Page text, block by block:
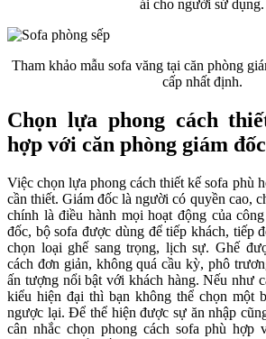
ái cho người sử dụng.
Tham khảo mẫu sofa văng tại căn phòng
cấp nhất định.
Chọn lựa phong cách
hợp với căn phòng giám
Việc chọn lựa phong cách thiết kế sofa phù
cần thiết. Giám đốc là người có quyền cao,
chính là điều hành mọi hoạt động của
đốc, bộ sofa được dùng để tiếp khách, tiếp
chọn loại ghế sang trọng, lịch sự. Ghế
cách đơn giản, không quá cầu kỳ, phô
ấn tượng nổi bật với khách hàng. Nếu như
kiểu hiện đại thì bạn không thể chọn một
ngược lại. Để thể hiện được sự ăn nhập
cân nhắc chọn phong cách sofa phù hợp